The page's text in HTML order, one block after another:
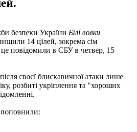
безпеки України Білі вовки
14 цілей, зокрема сім
це повідомили в СБУ в четвер, 15
своєї блискавичної атаки лише
розбиті укріплення та "хороших